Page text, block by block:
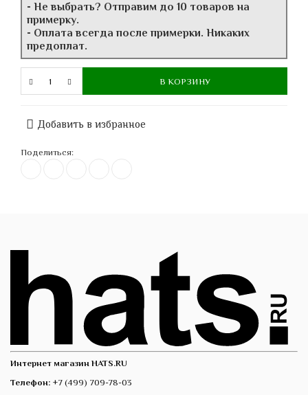
- Не выбрать? Отправим до 10 товаров на
примерку.
- Оплата всегда после примерки. Никаких
предоплат.
В КОРЗИНУ
Добавить в избранное
Поделиться:
Интернет магазин HATS.RU
Телефон: +7 (499) 709-78-03